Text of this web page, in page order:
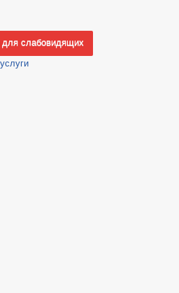
для слабовидящих